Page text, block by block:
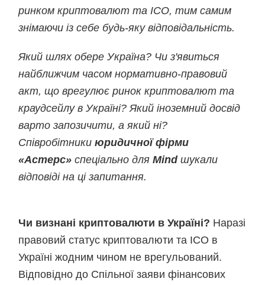
ринком криптовалют та ICO, тим самим
знімаючи із себе будь-яку відповідальність.
Який шлях обере Україна? Чи з'явиться
найближчим часом нормативно-правовий
акт, що врегулює ринок криптовалют та
краудсейлу в Україні? Який іноземний досвід
варто запозичити, а який ні?
Співробітникиюридичної фірми
«Астерс» спеціально дляMindшукали
відповіді на ці запитання.
Чи визнані криптовалюти в Україні? Наразі
правовий статус криптовалюти та ICO в
Україні жодним чином не врегульований.
Відповідно до Спільної заяви фінансових